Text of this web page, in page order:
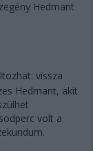
Hedmant
vissza
Hedmant, akit
volt a